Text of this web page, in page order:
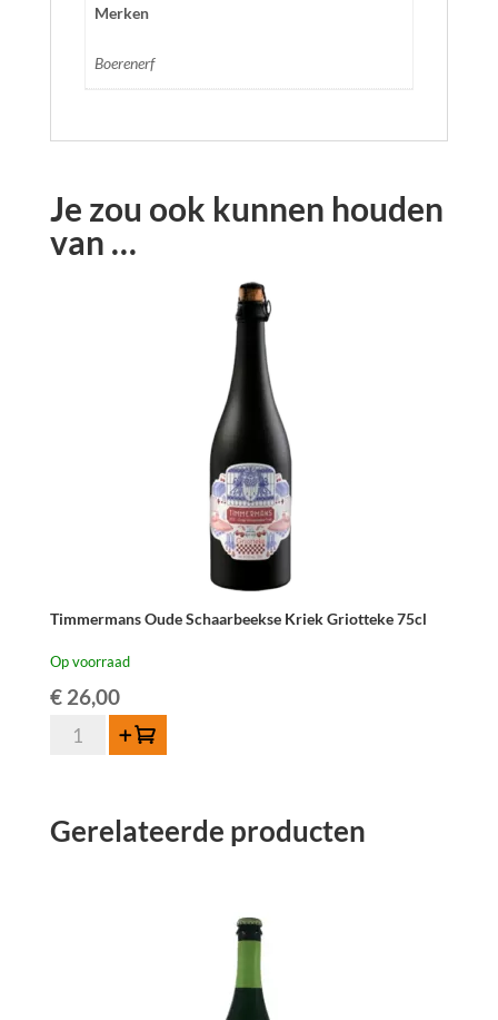
Merken
Boerenerf
Je zou ook kunnen houden
van …
Timmermans Oude Schaarbeekse Kriek Griotteke 75cl
Op voorraad
€26,00
Timmermans
Griotteke
Toevoegen
Gerelateerde producten